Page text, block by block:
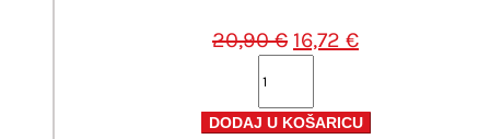
20,90€ Izvorna
je:
16,72 €Trenutna
16,72 €.
sjajni
DODAJ U KOŠARICU